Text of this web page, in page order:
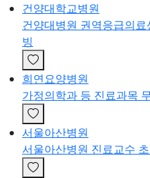
건양대학교병원
건양대병원 권역응급의
빙
희연요양병원
가정의학과 등 진료과목
서울아산병원
서울아산병원 진료교수